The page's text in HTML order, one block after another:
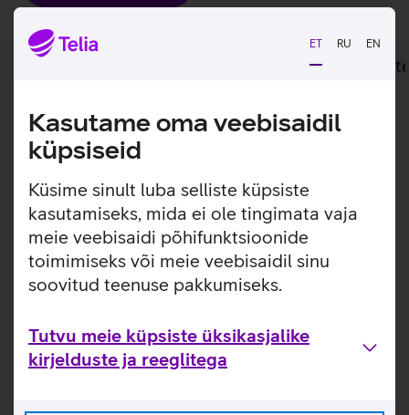
ET RU EN
Kasutame oma veebisaidil
küpsiseid
Küsime sinult luba selliste küpsiste
kasutamiseks, mida ei ole tingimata vaja
meie veebisaidi põhifunktsioonide
toimimiseks või meie veebisaidil sinu
soovitud teenuse pakkumiseks.
Tutvu meie küpsiste üksikasjalike
kirjelduste ja reeglitega
Tehnilised andmed
Lisainfo
Kompaktne ja lihtne klaviatuur sinu iPad 10.9
2022'le.
Apple Smart KeyBoard Folio on nii klaviatuur kui ümbris
korraga. Klaviatuur pakub mugavat trükkimiskogemust
ning sisseehitatud puuteplaat võimaldab täpselt kõiki
ülesandeid täita. Kaheosaline disain sisaldab eemaldavat
klaviatuuri ja kaitsvat tagapaneeli, mis mõlemad kinnituvad
magnetiliselt iPadi külge.
Kasulikud lingid
Tutvu klaviatuur-kaante Apple Magic Keyboard Folio